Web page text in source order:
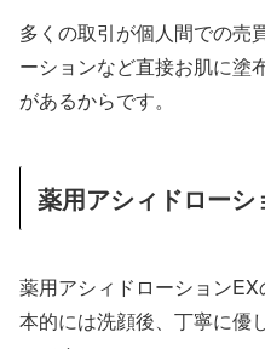
多くの取引が個人間での売
ーションなど直接お肌に塗
があるからです。
薬用アシィドロー
薬用アシィドローション
本的には洗顔後、丁寧に優